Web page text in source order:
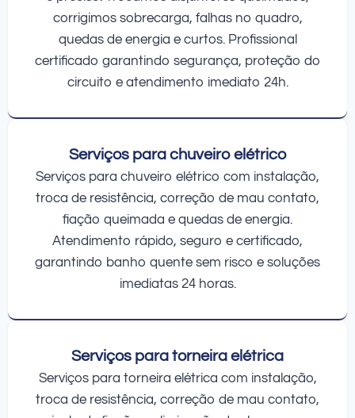
corrigimos sobrecarga, falhas no quadro,
quedas de energia e curtos. Profissional
certificado garantindo segurança, proteção do
circuito e atendimento imediato 24h.
Serviços para chuveiro elétrico
Serviços para chuveiro elétrico com instalação,
troca de resistência, correção de mau contato,
fiação queimada e quedas de energia.
Atendimento rápido, seguro e certificado,
garantindo banho quente sem risco e soluções
imediatas 24 horas.
Serviços para torneira elétrica
Serviços para torneira elétrica com instalação,
troca de resistência, correção de mau contato,